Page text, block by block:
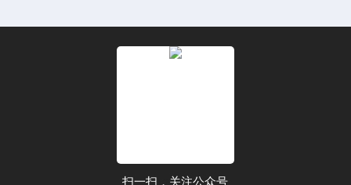
扫一扫，关注公众号